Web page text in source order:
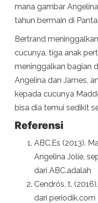
mana gambar
tahun bermain di
Bertrand
cucunya, tiga anak
meninggalkan bagian
Angelina dan James,
kepada cucunya
bisa dia temui sedikit
Referensi
ABC.Es (2013).
Angelina Jolie,
dari ABC.adalah
Cendrós, t.
dari periodik.com